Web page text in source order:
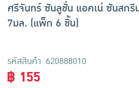
ศรีจันทร์ ซันลูชั่น แอคเน่ ซันสกรี
7มล. (แพ็ก 6 ชิ้น)
รหัสสินค้า 620888010
฿ 155